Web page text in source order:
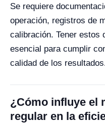
Se requiere
operación, registros de
calibración. Tener estos
esencial para cumplir
calidad de los
¿Cómo influye el
regular en la